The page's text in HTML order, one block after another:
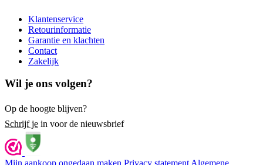
Klantenservice
Retourinformatie
Garantie en klachten
Contact
Zakelijk
Wil je ons volgen?
Op de hoogte blijven?
Schrijf je in voor de nieuwsbrief
Mijn aankoop ongedaan maken Privacy statement Algemene